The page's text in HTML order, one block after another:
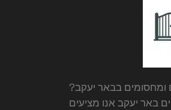
בבאר יעקב?
באר יעקב אנו מציעים